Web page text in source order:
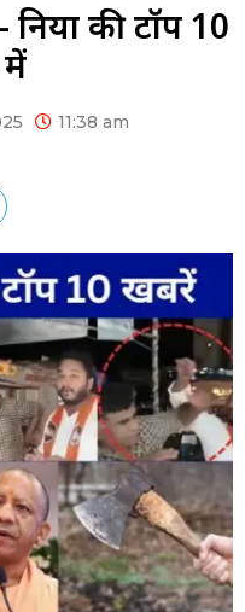
की टॉप 10
11:38 am